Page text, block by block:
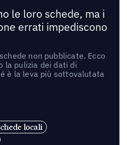
le loro schede, ma i
errati impediscono
non pubblicate. Ecco
la pulizia dei dati di
è la leva più sottovalutata
locali